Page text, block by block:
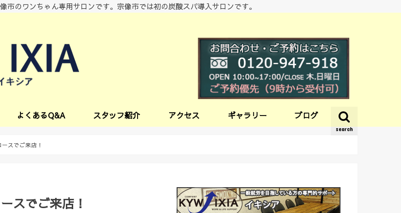
市のワンちゃん専用サロンです。宗像市では初の炭酸スパ導入サロンです。
search
よくあるQ&A スタッフ紹介 アクセス ギャラリー ブログ
スでご来店！
スでご来店！